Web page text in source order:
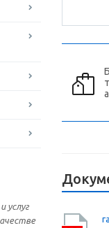
услуг